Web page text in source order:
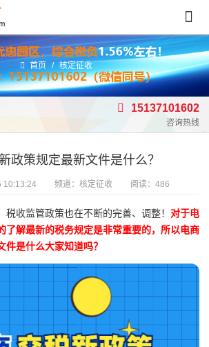
首页 / 核定征收
15137101602
咨询热线
政策规定最新文件是什么？
10:13:24 频道： 核定征收 阅读：486
税收监管政策也在不断的完善、调整！ 对于电
了解最新的税务规定是非常重要的，所以电商
件是什么大家知道吗？